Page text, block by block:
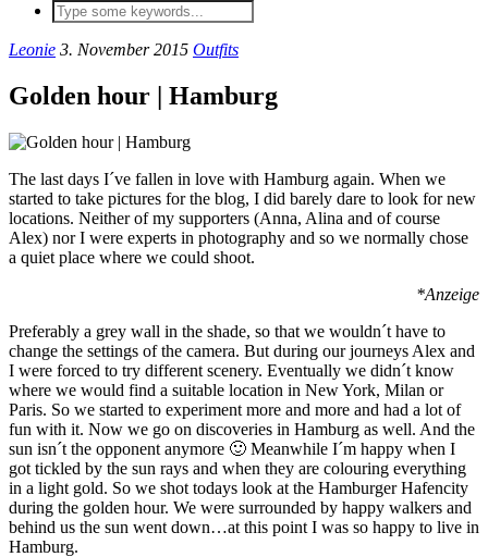
Leonie 3. November 2015 Outfits
Golden hour | Hamburg
The last days I´ve fallen in love with Hamburg again. When we
started to take pictures for the blog, I did barely dare to look for new
locations. Neither of my supporters (Anna, Alina and of course
Alex) nor I were experts in photography and so we normally chose
a quiet place where we could shoot.
*Anzeige
Preferably a grey wall in the shade, so that we wouldn´t have to
change the settings of the camera. But during our journeys Alex and
I were forced to try different scenery. Eventually we didn´t know
where we would find a suitable location in New York, Milan or
Paris. So we started to experiment more and more and had a lot of
fun with it. Now we go on discoveries in Hamburg as well. And the
sun isn´t the opponent anymore 🙂 Meanwhile I´m happy when I
got tickled by the sun rays and when they are colouring everything
in a light gold. So we shot todays look at the Hamburger Hafencity
during the golden hour. We were surrounded by happy walkers and
behind us the sun went down…at this point I was so happy to live in
Hamburg.